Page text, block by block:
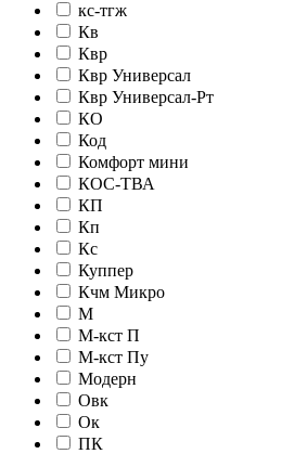
кc-тгж
Кв
Квр
Квр Универсал
Квр Универсал-Рт
КО
Код
Комфорт мини
КОС-ТВА
КП
Кп
Кс
Куппер
Кчм Микро
М
М-кст П
М-кст Пу
Модерн
Овк
Ок
ПК